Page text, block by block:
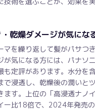
乾燥ダメージが気にな
マを繰り返して髪がパサつ
が気になる方には、パナソ
も定評があります。水分を
で浸透し、乾燥後の潤いと
ます。上位の「高浸透ナノ
ー比18倍で、2024年発売